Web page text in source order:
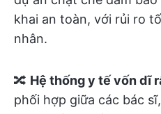
khai an toàn, với rủi ro
nhân.
🔀 Hệ thống y tế vốn dĩ
phối hợp giữa các bác